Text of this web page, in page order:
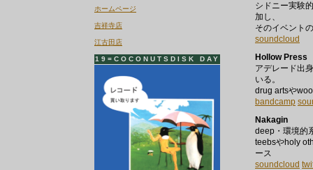
シドニー実験
加し、
そのイベント
soundcloud
Hollow Press
アデレード出
いる。
drug artsや
bandcamp
Nakagin
deep・環境的
teebsやholy
ース
soundcloud
ホームページ
吉祥寺店
江古田店
19=COCONUTSDISK DAY